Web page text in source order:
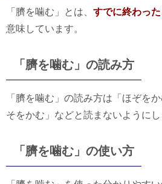
「臍を噛む」とは、 すでに終わっ
意味しています。
「臍を噛む」の読み方
「臍を噛む」の読み方は「ほぞを
そをかむ」などと読まないようにし
「臍を噛む」の使い方